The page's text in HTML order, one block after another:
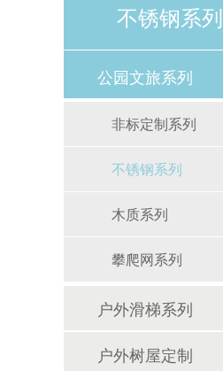
不锈钢系列
公园文旅系列
非标定制系列
不锈钢系列
木质系列
攀爬网系列
户外滑梯系列
户外树屋定制